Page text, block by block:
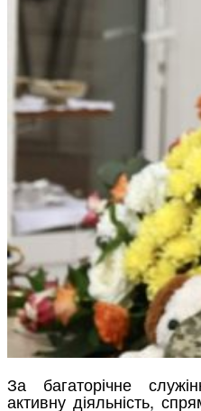
За багаторічне
активну діяльність,